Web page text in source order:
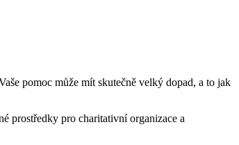
pomoc může mít skutečně velký dopad, a to jak
prostředky pro charitativní organizace a